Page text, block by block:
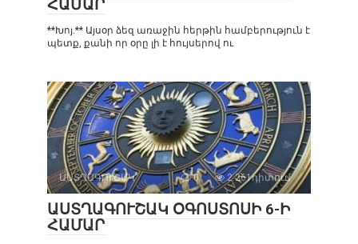
ՀԱՄԱՐ
**Խոյ.** Այսօր ձեզ առաջին հերթին համբերություն է
պետք, քանի որ օրը լի է հույսերով ու
ԱՍՏՂԱԳՈՒՇԱԿ 0 2 261դիտում
ԱՍՏՂԱԳՈՒՇԱԿ ՕԳՈՍՏՈՍԻ 6-Ի
ՀԱՄԱՐ